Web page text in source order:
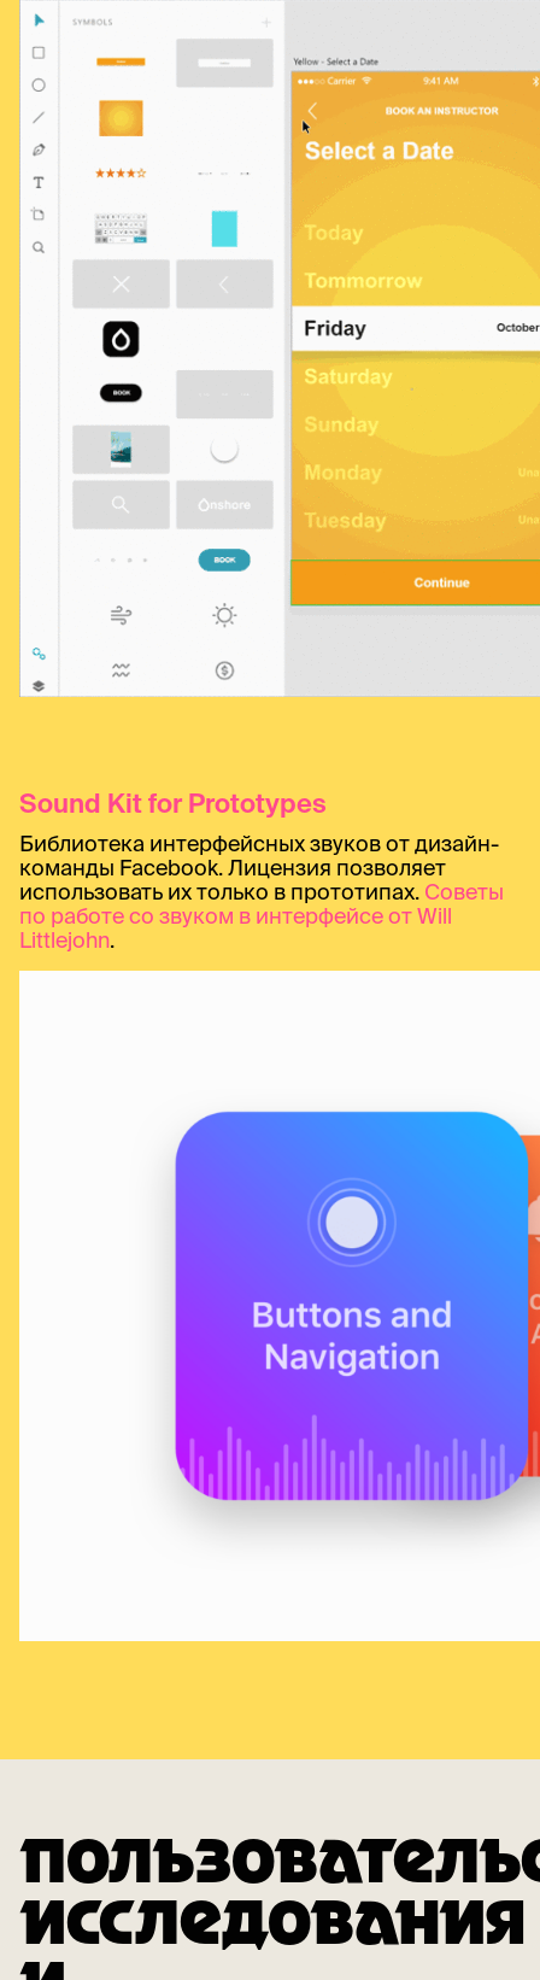
ИССЛЕДОВАНИЯ
Sound Kit for Prototypes
Библиотека интерфейсных звуков от дизайн-
команды Facebook. Лицензия позволяет
использовать их только в прототипах. Советы
по работе со звуком в интерфейсе от Will
Littlejohn.